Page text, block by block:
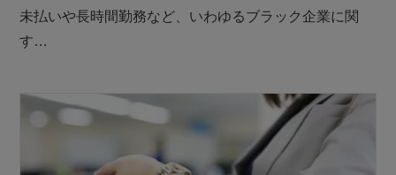
未払いや長時間勤務など、いわゆるブラック企業に関
す…